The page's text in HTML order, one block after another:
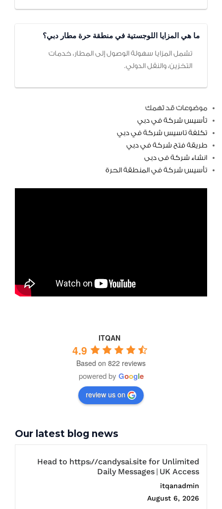
ما هي المزايا اللوجستية في منطقة حرة مطار دبي؟
تشمل المزايا سهولة الوصول إلى المطار، خدمات
التخزين، والنقل الدولي.
موضوعات قد تهمك
تأسيس شركة في دبي
تكلفة تاسيس شركة في دبي
طريقة فتح شركة في دبي
انشاء شركة فى دبى
تأسيس شركة في المنطقة الحرة
ITQAN
4.9
Based on 822 reviews
powered by Google
review us on
Our latest blog news
Head to https://candysai.site for Unlimited
Daily Messages | UK Access
itqanadmin
August 6, 2026